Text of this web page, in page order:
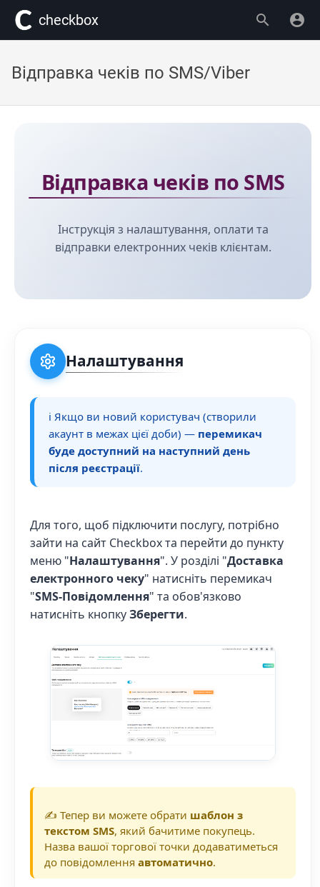
сheckbox
Відправка чеків по SMS/Viber
Відправка чеків по SMS
Інструкція з налаштування, оплати та
відправки електронних чеків клієнтам.
Налаштування
ℹ️ Якщо ви новий користувач (створили
акаунт в межах цієї доби) — перемикач
буде доступний на наступний день
після реєстрації.
Для того, щоб підключити послугу, потрібно
зайти на сайт Checkbox та перейти до пункту
меню "Налаштування". У розділі "Доставка
електронного чеку" натисніть перемикач
"SMS-Повідомлення" та обов'язково
натисніть кнопкуЗберегти.
✍️ Тепер ви можете обрати шаблон з
текстом SMS, який бачитиме покупець.
Назва вашої торгової точки додаватиметься
до повідомлення автоматично.